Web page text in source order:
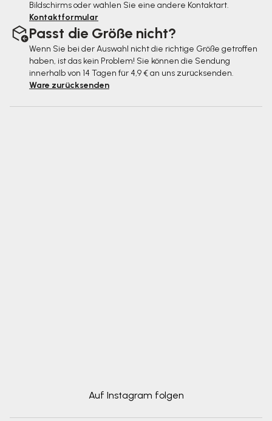
Bildschirms oder wählen Sie eine andere Kontaktart.
Kontaktformular
Passt die Größe nicht?
Wenn Sie bei der Auswahl nicht die richtige Größe getroffen
haben, ist das kein Problem! Sie können die Sendung
innerhalb von 14 Tagen für 4,9 € an uns zurücksenden.
Ware zurücksenden
Auf Instagram folgen